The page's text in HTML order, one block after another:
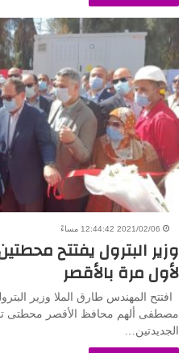
2021/02/06 12:44:42 مساءً
وزير البترول يفتتح
لأول مرة بالأقصر
افتتح المهندس طارق الملا وزير
مصطفى ألهم محافظ الأقصر محطتى
الجديدتين…